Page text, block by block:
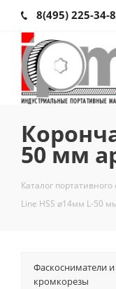
8(495) 225-34-
50 мм
Каталог
Line HSS ⌀14мм L-50
Фаскосниматели и
кромкорезы